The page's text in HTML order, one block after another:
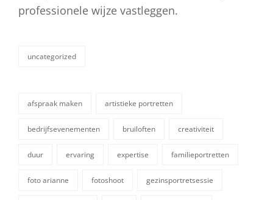
professionele wijze vastleggen.
categorieën
uncategorized
afspraak maken artistieke portretten
bedrijfsevenementen bruiloften creativiteit
duur ervaring expertise familieportretten
foto arianne fotoshoot gezinsportretsessie